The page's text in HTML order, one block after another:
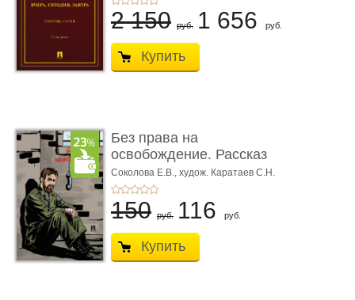
2 150 руб. 1 656 руб.
Купить
Без права на
освобождение. Рассказ
Соколова Е.В., худож. Каратаев С.Н.
150 руб. 116 руб.
Купить